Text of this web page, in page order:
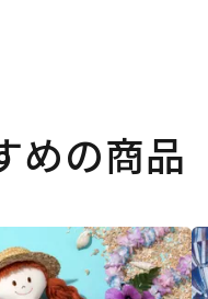
めの商品